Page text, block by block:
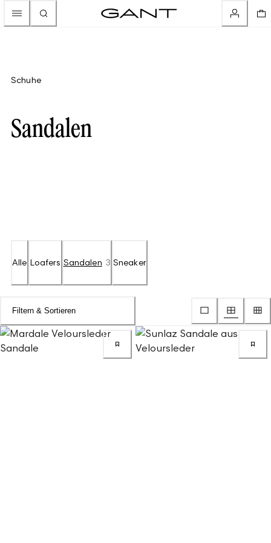
Schuhe
Sandalen
Alle Loafers Sandalen 3 Sneaker
Filtern & Sortieren